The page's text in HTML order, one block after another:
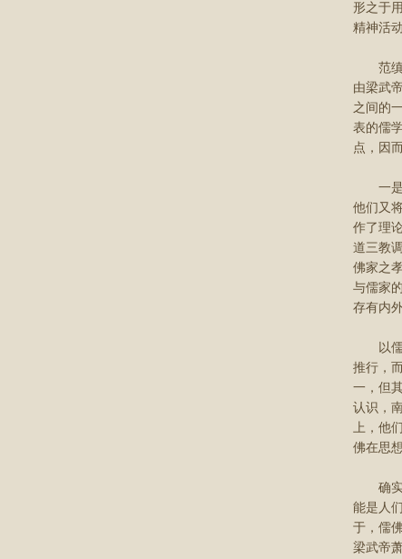
形之于
精神活
范缜
由梁武
之间的
表的儒
点，因
一是
他们又
作了理
道三教
佛家之
与儒家
存有内
以儒
推行，
一，但
认识，
上，他
佛在思
确实
能是人
于，儒
梁武帝